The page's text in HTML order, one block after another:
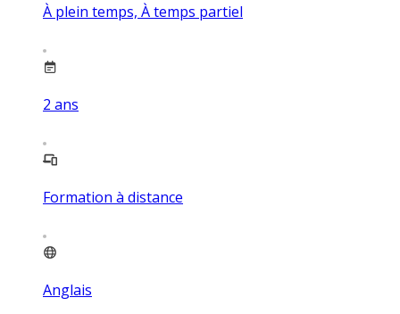
À plein temps, À temps partiel
2 ans
Formation à distance
Anglais